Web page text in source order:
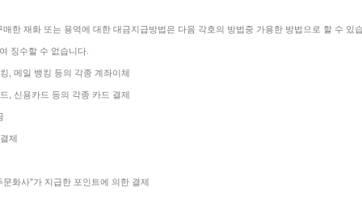
매한 재화 또는 용역에 대한 대금지급방법은 다음 각호의 방법중 가용한 방법으로 할 수
징수할 수 없습니다.
, 메일 뱅킹 등의 각종 계좌이체
, 신용카드 등의 각종 카드 결제
제
문화사”가 지급한 포인트에 의한 결제